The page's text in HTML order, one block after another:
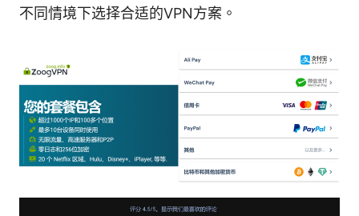
不同情境下选择合适的VPN方案。